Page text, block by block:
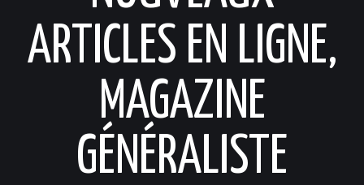
ARTICLES EN LIGNE,
MAGAZINE
GÉNÉRALISTE